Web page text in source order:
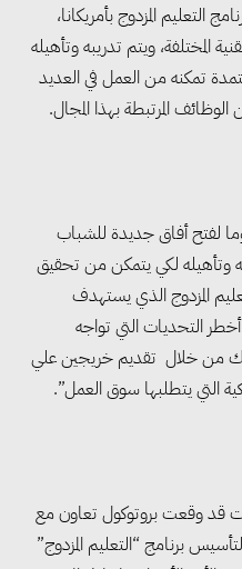
التعليم المزدوج بأمريكانا،
المختلفة، ويتم تدريبه وتأهيله
تمكنه من العمل في العديد
المرتبطة بهذا المجال.
لفتح أفاق جديدة للشباب
وتأهيله لكي يتمكن من تحقيق
المزدوج الذي يستهدف
التحديات التي تواجه
وذلك من خلال تقديم خريجين علي
التي يتطلبها سوق العمل”.
قد وقعت بروتوكول تعاون مع
لتأسيس برنامج “التعليم المزدوج”